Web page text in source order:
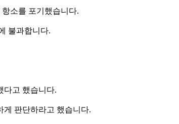
소를 포기했습니다.
불과합니다.
다고 했습니다.
게 판단하라고 했습니다.